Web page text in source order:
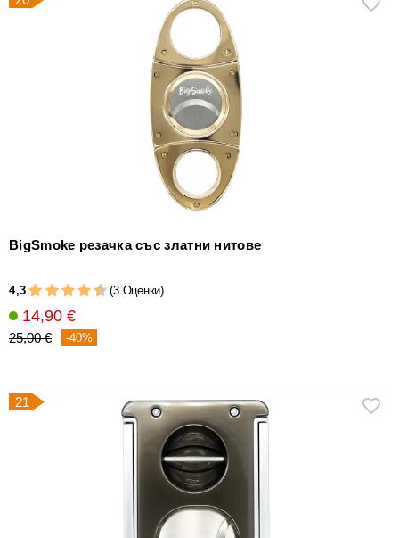
BigSmoke резачка със златни нитове
4,3 (3 Оценки)
14,90 €
25,00 € -40%
21